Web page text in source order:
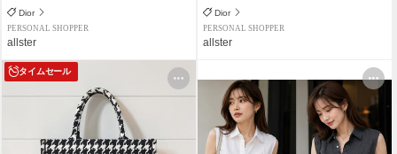
Dior
PERSONAL SHOPPER
allster
Dior
PERSONAL SHOPPER
allster
タイムセール